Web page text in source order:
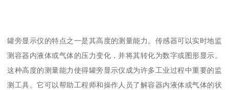
罐旁显示仪的特点之一是其高度的测量能力。传感器可以实时地监
测容器内液体或气体的压力变化，并将其转化为数字或图形显示。
这种高度的测量能力使得罐旁显示仪成为许多工业过程中重要的监
测工具。它可以帮助工程师和操作人员了解容器内液体或气体的状